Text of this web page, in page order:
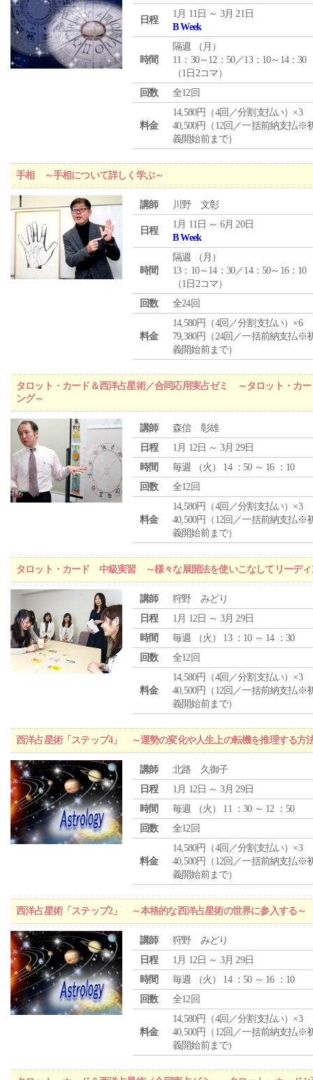
日程
1月 11日 ～ 3月 21日
B Week
時間
隔週 （ 月 ）
11：30～12：50／13：10～14：30
（1日2コマ）
回数
全12回
料金
14,580円（4回／分割支払い）×3
40,500円（12回／一括前納支払※
義開始前まで）
手相 ～手相について詳しく学ぶ～
講師 川野 文彰
日程
1月 11日 ～ 6月 20日
B Week
時間
隔週 （ 月 ）
13：10～14：30／14：50～16：10
（1日2コマ）
回数
全24回
料金
14,580円（4回／分割支払い）×6
79,380円（24回／一括前納支払※
義開始前まで）
タロット・カード＆西洋占星術／合同応用実占ゼミ ～タロット・カ
ング～
講師
森信 彰雄
日程
1月 12日 ～ 3月 29日
時間
毎週 （火 ） 14 ：50 ～ 16 ：10
回数
全12回
料金
14,580円（4回／分割支払い）×3
40,500円（12回／一括前納支払※
義開始前まで）
タロット・カード 中級実習 ～様々な展開法を使いこなしてリーディ
講師
狩野 みどり
日程
1月 12日 ～ 3月 29日
時間
毎週 （火 ） 13 ：10 ～ 14 ：30
回数
全12回
料金
14,580円（4回／分割支払い）×3
40,500円（12回／一括前納支払※
義開始前まで）
西洋占星術「ステップ4」 ～運勢の変化や人生上の転機を推理する方
講師
北路 久御子
日程
1月 12日 ～ 3月 29日
時間
毎週 （火 ） 11 ：30 ～ 12 ：50
回数
全12回
料金
14,580円（4回／分割支払い）×3
40,500円（12回／一括前納支払※
義開始前まで）
西洋占星術「ステップ2」 ～本格的な西洋占星術の世界に参入する～
講師
狩野 みどり
日程
1月 12日 ～ 3月 29日
時間
毎週 （火 ） 14 ：50 ～ 16 ：10
回数
全12回
料金
14,580円（4回／分割支払い）×3
40,500円（12回／一括前納支払※
義開始前まで）